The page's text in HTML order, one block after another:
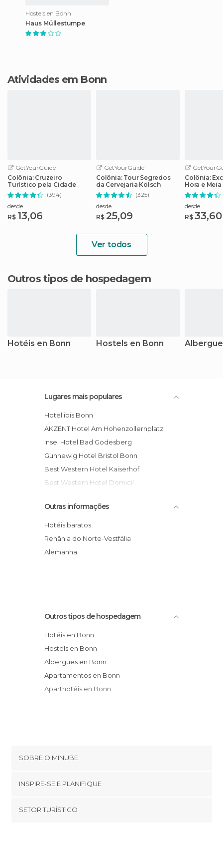
Hostels en Bonn
Haus Müllestumpe
Atividades em Bonn
GetYourGuide
Colônia: Cruzeiro
Turístico pela Cidade
(394)
desde
R$ 13,06
GetYourGuide
Colônia: Tour Segredos
da Cervejaria Kölsch
(325)
desde
R$ 25,09
Colônia:
Hora e
Comédia
desde
R$ 33,60
Ver todos
Outros tipos de hospedagem
Hotéis en Bonn Hostels en Bonn
Lugares mais populares
Hotel ibis Bonn
AKZENT Hotel Am Hohenzollernplatz
Insel Hotel Bad Godesberg
Günnewig Hotel Bristol Bonn
Best Western Hotel Kaiserhof
Best Western Hotel Domicil
Hotel Sternhotel Bonn
Günnewig Hotel Residence
Hotel Dorint Venusberg Bonn
BaseCamp Bonn
Outras informações
Hotéis baratos
Renânia do Norte-Vestfália
Alemanha
Outros tipos de hospedagem
Hotéis en Bonn
Hostels en Bonn
Albergues en Bonn
Apartamentos en Bonn
Aparthotéis en Bonn
SOBRE O MINUBE
Términos e Condições
INSPIRE-SE E PLANIFIQUE
footer@item_discovertips_anchor
SETOR TURÍSTICO